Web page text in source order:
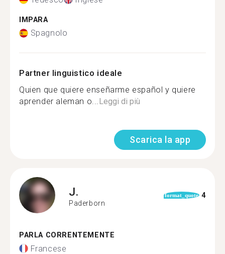
IMPARA
Spagnolo
Partner linguistico ideale
Quien que quiere enseñarme español y quiere
aprender aleman o...Leggi di più
Scarica la app
J.
Paderborn
format_quote 4
PARLA CORRENTEMENTE
Francese